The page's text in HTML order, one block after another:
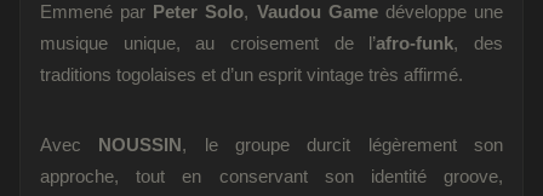
Emmené par Peter Solo, Vaudou Gamedéveloppe une
musique unique, au croisement de l’afro-funk, des
traditions togolaises et d’un esprit vintage très affirmé.
Avec NOUSSIN, le groupe durcit légèrement son
approche, tout en conservant son identité groove,